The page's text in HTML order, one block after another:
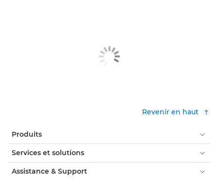
Revenir en haut
Produits
Services et solutions
Assistance & Support